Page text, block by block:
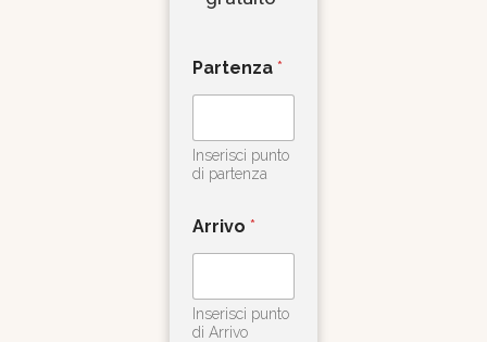
Partenza *
Inserisci punto
di partenza
Arrivo *
Inserisci punto
di Arrivo